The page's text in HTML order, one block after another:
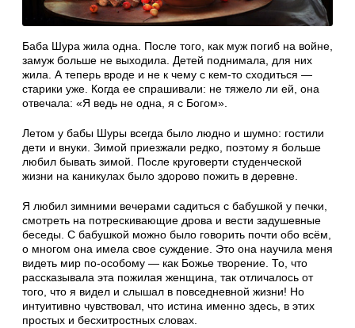
Баба Шура жила одна. После того, как муж погиб на войне,
замуж больше не выходила. Детей поднимала, для них
жила. А теперь вроде и не к чему с кем-то сходиться —
старики уже. Когда ее спрашивали: не тяжело ли ей, она
отвечала: «Я ведь не одна, я с Богом».
Летом у бабы Шуры всегда было людно и шумно: гостили
дети и внуки. Зимой приезжали редко, поэтому я больше
любил бывать зимой. После круговерти студенческой
жизни на каникулах было здорово пожить в деревне.
Я любил зимними вечерами садиться с бабушкой у печки,
смотреть на потрескивающие дрова и вести задушевные
беседы. С бабушкой можно было говорить почти обо всём,
о многом она имела свое суждение. Это она научила меня
видеть мир по-особому — как Божье творение. То, что
рассказывала эта пожилая женщина, так отличалось от
того, что я видел и слышал в повседневной жизни! Но
интуитивно чувствовал, что истина именно здесь, в этих
простых и бесхитростных словах.